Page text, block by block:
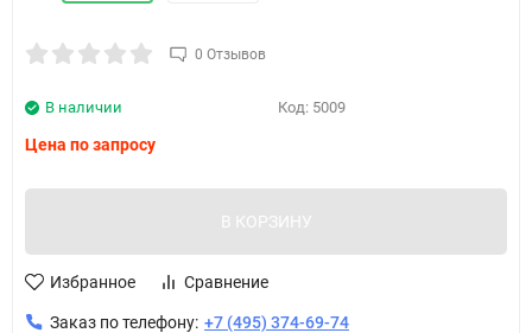
0 Отзывов
Код: 5009
В наличии
Цена по запросу
В КОРЗИНУ
Избранное Сравнение
Заказ по телефону: +7 (495) 374-69-74